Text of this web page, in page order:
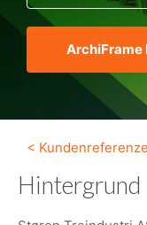
ArchiFrame
<
Hintergrund